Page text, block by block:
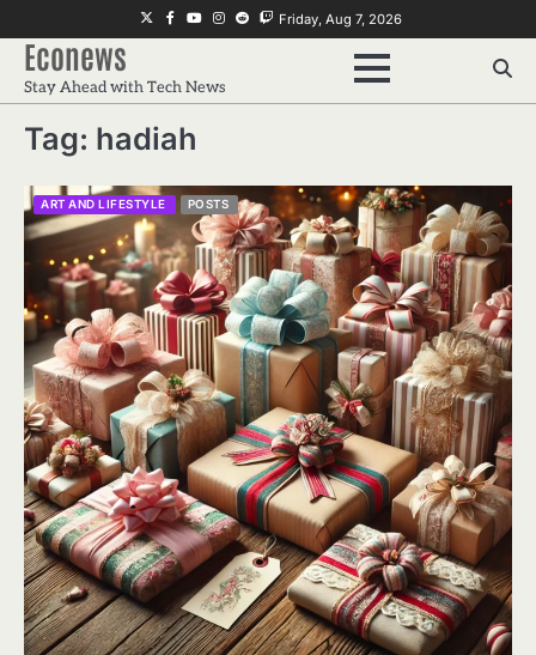
to
content
Twitter
Facebook
YoutubeInstagram
RedditTwitch
Friday, Aug 7, 2026
Econews
Stay Ahead with Tech News
Tag: hadiah
ART AND LIFESTYLE POSTS